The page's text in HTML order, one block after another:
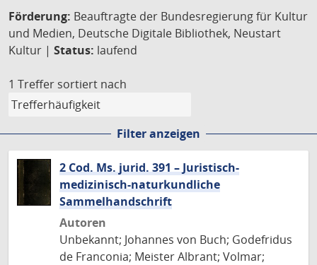
Förderung: Beauftragte der Bundesregierung für Kultur
und Medien, Deutsche Digitale Bibliothek, Neustart
Kultur | Status: laufend
1 Treffer sortiert nach
Filter anzeigen
2 Cod. Ms. jurid. 391 – Juristisch-
medizinisch-naturkundliche
Sammelhandschrift
Autoren
Unbekannt; Johannes von Buch; Godefridus
de Franconia; Meister Albrant; Volmar;